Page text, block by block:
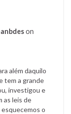
on
além daquilo
tem a grande
investigou e
as leis de
esquecemos o